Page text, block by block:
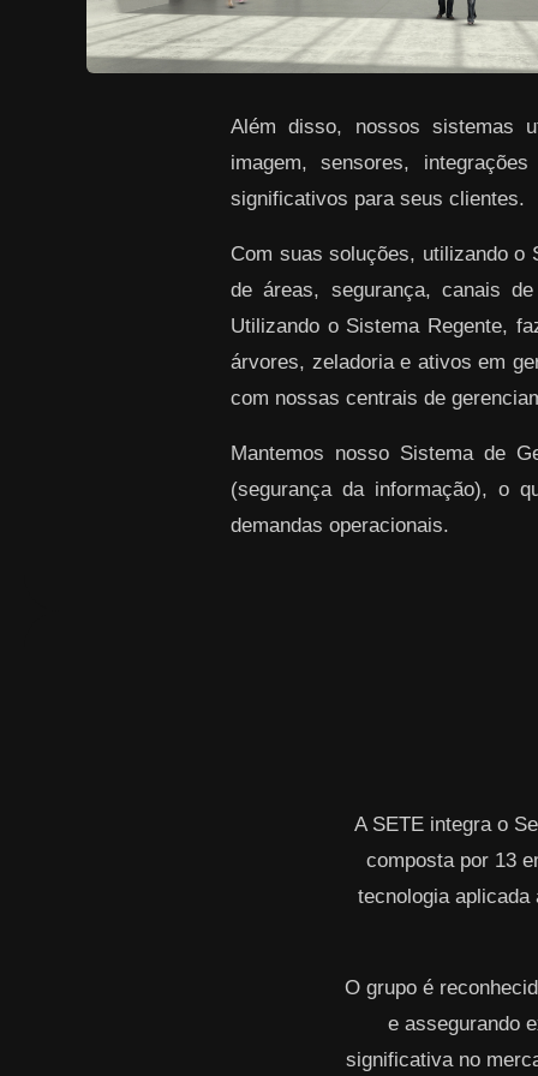
Além disso, nossos sistemas
imagem, sensores,
significativos para seus clientes.
Com suas soluções, utilizando o
de áreas, segurança, canais
Utilizando o Sistema Regente,
árvores, zeladoria e ativos em
com nossas centrais de
Mantemos nosso Sistema de
(segurança da informação), o
demandas operacionais.
A SETE integra o
composta por 13
tecnologia
O grupo é
e assegurando
significativa no